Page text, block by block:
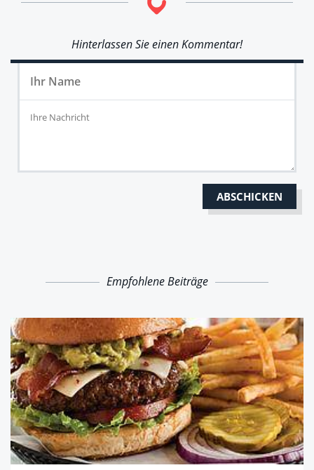
Hinterlassen Sie einen Kommentar!
Empfohlene Beiträge